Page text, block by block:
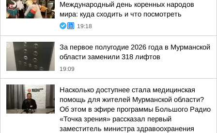
Международный день коренных народов
мира: куда сходить и что посмотреть
19:18
За первое полугодие 2026 года в Мурманской
области заменили 318 лифтов
19:09
Насколько доступнее стала медицинская
помощь для жителей Мурманской области?
Об этом в эфире программы Большого Радио
«Точка зрения» рассказал первый
заместитель министра здравоохранения